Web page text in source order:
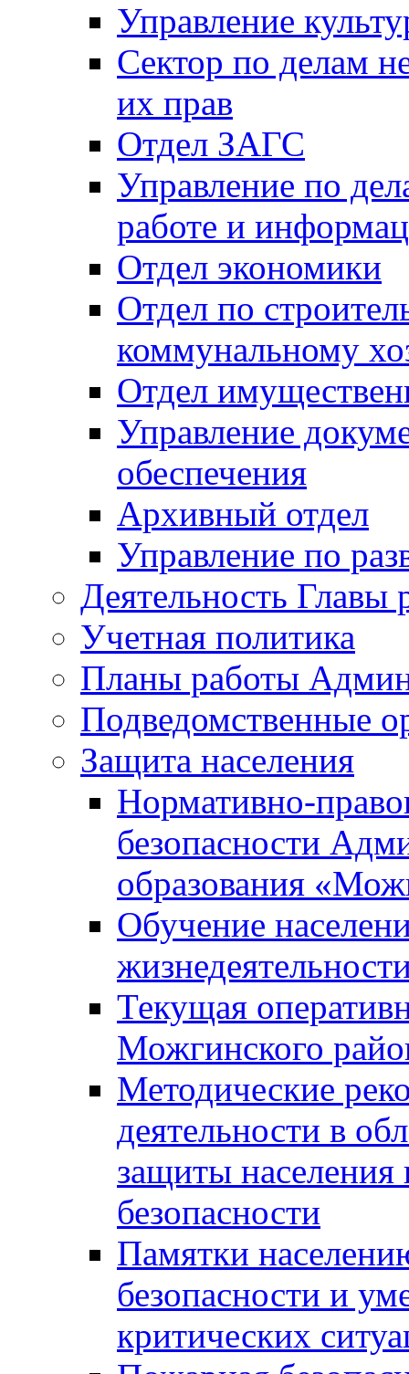
Управление
Сектор по делам
их прав
Отдел ЗАГС
Управление по
работе и
Отдел экономики
Отдел по
коммунальному
Отдел
Управление
обеспечения
Архивный отдел
Управление по
Деятельность Главы
Учетная политика
Планы работы
Подведомственные
Защита населения
Нормативно-
безопасности
образования
Обучение
Текущая
Можгинского
Методические
деятельности в
защиты
безопасности
Памятки
безопасности и
критических